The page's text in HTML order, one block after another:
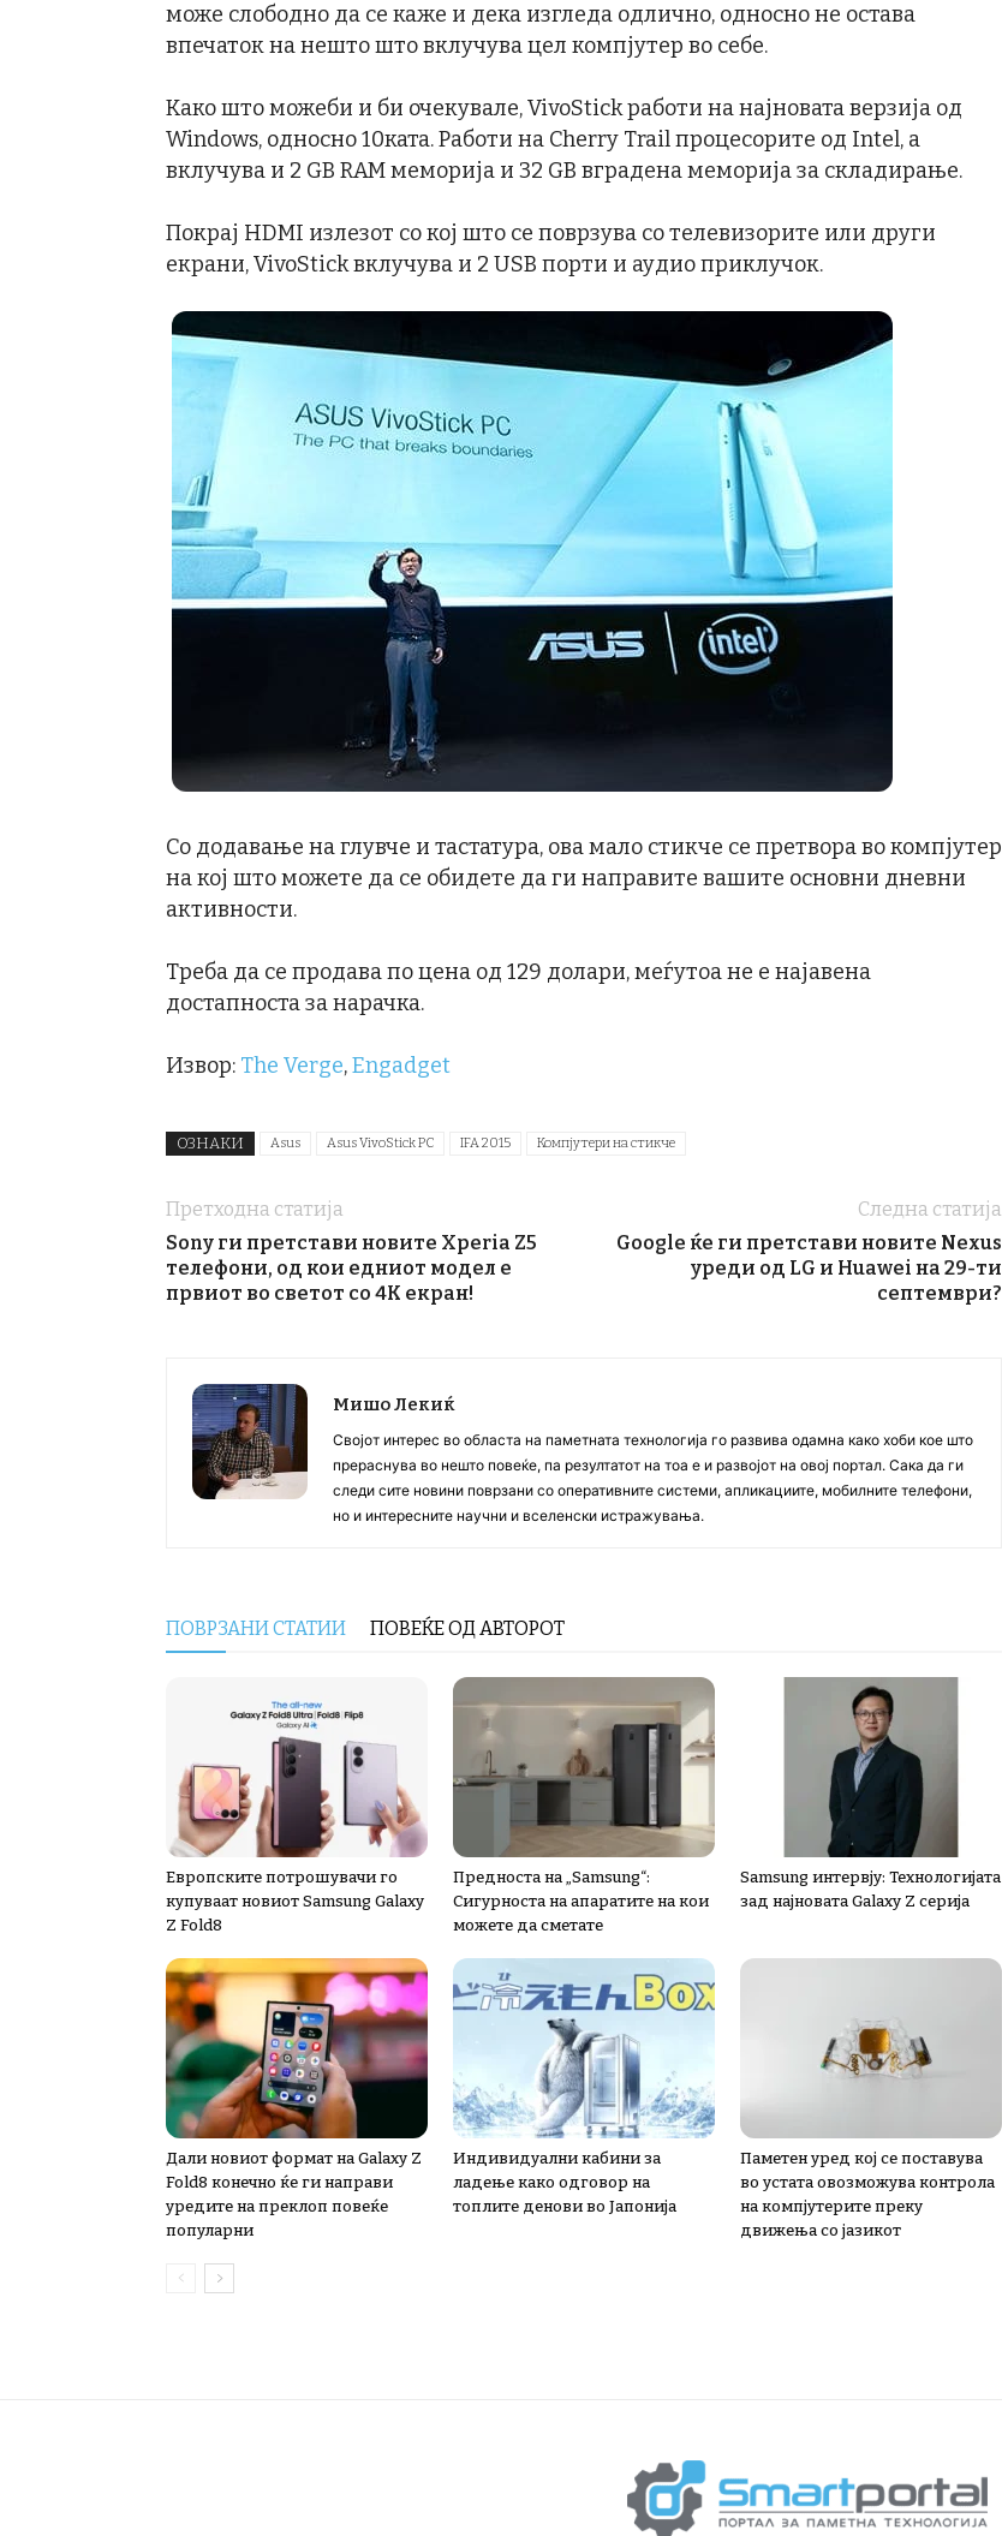
може слободно да се каже и дека изгледа одлично, односно не остава
впечаток на нешто што вклучува цел компјутер во себе.
Како што можеби и би очекувале, VivoStick работи на најновата верзија од
Windows, односно 10ката. Работи на Cherry Trail процесорите од Intel, а
вклучува и 2 GB RAM меморија и 32 GB вградена меморија за складирање.
Покрај HDMI излезот со кој што се поврзува со телевизорите или други
екрани, VivoStick вклучува и 2 USB порти и аудио приклучок.
Со додавање на глувче и тастатура, ова мало стикче се претвора во компјутер
на кој што можете да се обидете да ги направите вашите основни дневни
активности.
Треба да се продава по цена од 129 долари, меѓутоа не е најавена
достапноста за нарачка.
Извор: The Verge,Engadget
ОЗНАКИ Asus Asus VivoStick PC IFA 2015 Компјутери на стикче
Претходна статија
Sony ги претстави новите Xperia Z5
телефони, од кои едниот модел е
првиот во светот со 4K екран!
Следна статија
Google ќе ги претстави новите Nexus
уреди од LG и Huawei на 29-ти
септември?
Мишо Лекиќ
Својот интерес во областа на паметната технологија го развива одамна како хоби кое што
прераснува во нешто повеќе, па резултатот на тоа е и развојот на овој портал. Сака да ги
следи сите новини поврзани со оперативните системи, апликациите, мобилните телефони,
но и интересните научни и вселенски истражувања.
ПОВРЗАНИ СТАТИИ ПОВЕЌЕ ОД АВТОРОТ
Европските потрошувачи го
купуваат новиот Samsung Galaxy
Z Fold8
Предноста на „Samsung“:
Сигурноста на апаратите на кои
можете да сметате
Samsung интервју: Технологијата
зад најновата Galaxy Z серија
Дали новиот формат на Galaxy Z
Fold8 конечно ќе ги направи
уредите на преклоп повеќе
популарни
Индивидуални кабини за
ладење како одговор на
топлите денови во Јапонија
Паметен уред кој се поставува
во устата овозможува контрола
на компјутерите преку
движења со јазикот